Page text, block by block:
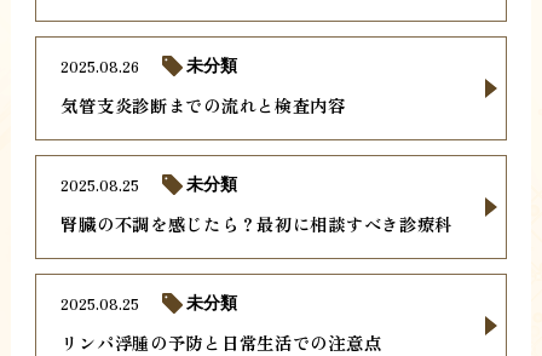
気管支炎診断までの流れと検査内容
2025.08.26 未分類
腎臓の不調を感じたら？最初に相談すべき診療科
2025.08.25 未分類
リンパ浮腫の予防と日常生活での注意点
2025.08.25 未分類